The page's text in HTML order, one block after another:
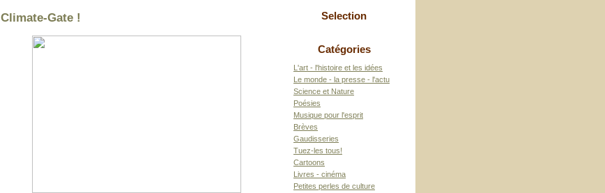
Climate-Gate ! Selection
Catégories
L'art - l'histoire et les idées
Le monde - la presse - l'actu
Science et Nature
Poésies
Musique pour l'esprit
Brèves
Gaudisseries
Tuez-les tous!
Cartoons
Livres - cinéma
Petites perles de culture